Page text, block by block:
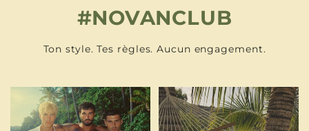
#NOVANCLUB
Ton style. Tes règles. Aucun engagement.